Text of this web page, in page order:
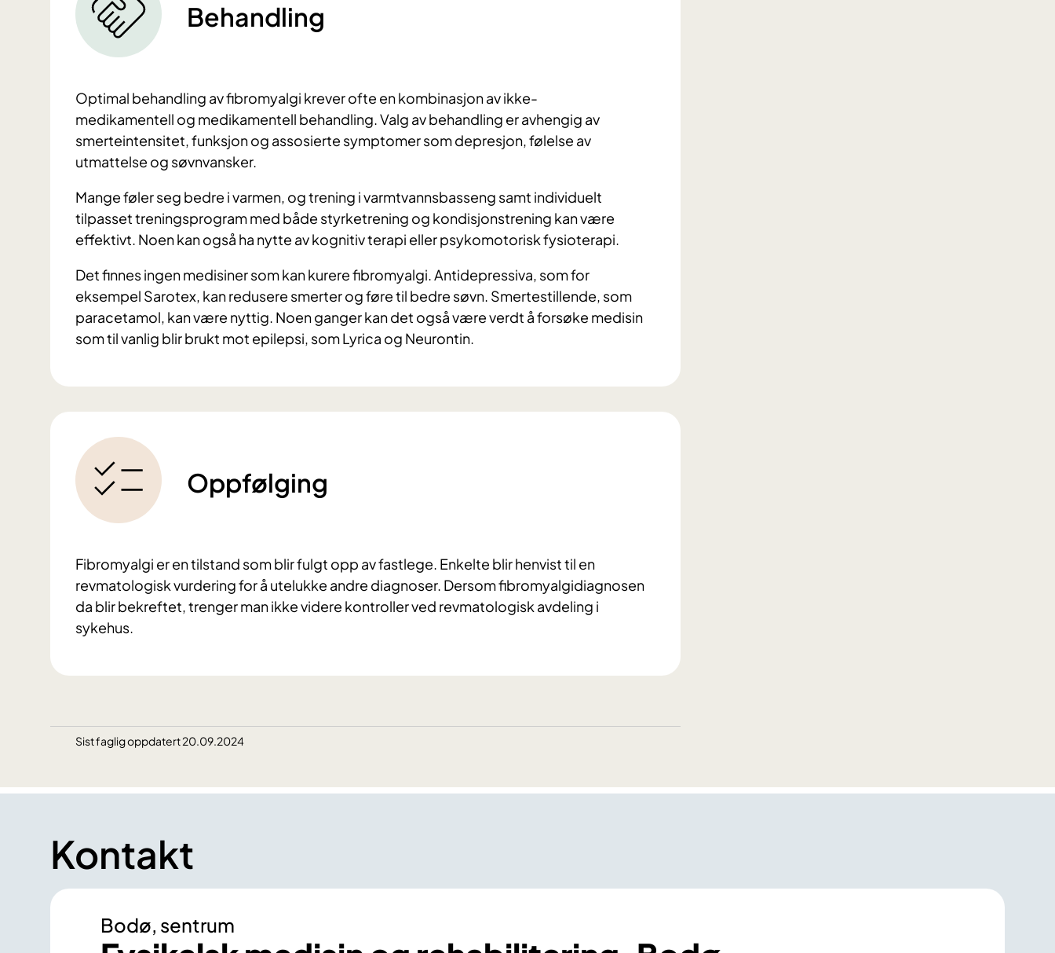
Behandling
Optimal behandling av fibromyalgi krever ofte en kombinasjon av ikke-
medikamentell og medikamentell behandling. Valg av behandling er avhengig av
smerteintensitet, funksjon og assosierte symptomer som depresjon, følelse av
utmattelse og søvnvansker.
Mange føler seg bedre i varmen, og trening i varmtvannsbasseng samt individuelt
tilpasset treningsprogram med både styrketrening og kondisjonstrening kan være
effektivt. Noen kan også ha nytte av kognitiv terapi eller psykomotorisk fysioterapi.
Det finnes ingen medisiner som kan kurere fibromyalgi. Antidepressiva, som for
eksempel Sarotex, kan redusere smerter og føre til bedre søvn. Smertestillende, som
paracetamol, kan være nyttig. Noen ganger kan det også være verdt å forsøke medisin
som til vanlig blir brukt mot epilepsi, som Lyrica og Neurontin.
Oppfølging
Fibromyalgi er en tilstand som blir fulgt opp av fastlege. Enkelte blir henvist til en
revmatologisk vurdering for å utelukke andre diagnoser. Dersom fibromyalgidiagnosen
da blir bekreftet, trenger man ikke videre kontroller ved revmatologisk avdeling i
sykehus.
Sist faglig oppdatert 20.09.2024
Kontakt
Bodø, sentrum